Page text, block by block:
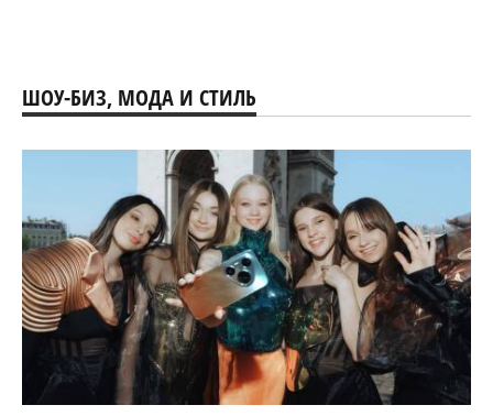
ШОУ-БИЗ, МОДА И СТИЛЬ